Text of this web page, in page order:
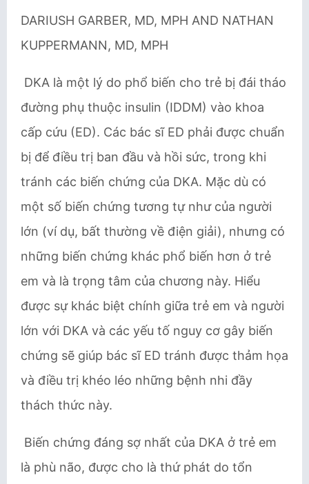
DARIUSH GARBER, MD, MPH AND NATHAN
KUPPERMANN, MD, MPH
DKA là một lý do phổ biến cho trẻ bị đái tháo
đường phụ thuộc insulin (IDDM) vào khoa
cấp cứu (ED). Các bác sĩ ED phải được chuẩn
bị để điều trị ban đầu và hồi sức, trong khi
tránh các biến chứng của DKA. Mặc dù có
một số biến chứng tương tự như của người
lớn (ví dụ, bất thường về điện giải), nhưng có
những biến chứng khác phổ biến hơn ở trẻ
em và là trọng tâm của chương này. Hiểu
được sự khác biệt chính giữa trẻ em và người
lớn với DKA và các yếu tố nguy cơ gây biến
chứng sẽ giúp bác sĩ ED tránh được thảm họa
và điều trị khéo léo những bệnh nhi đầy
thách thức này.
Biến chứng đáng sợ nhất của DKA ở trẻ em
là phù não, được cho là thứ phát do tổn